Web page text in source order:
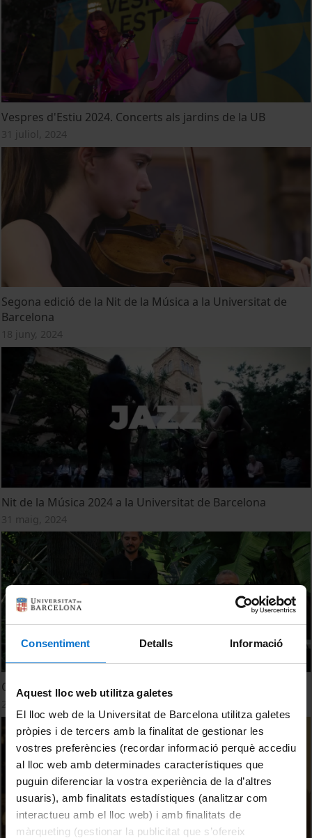
Consentiment Detalls Informació
Aquest lloc web utilitza galetes
El lloc web de la Universitat de Barcelona utilitza galetes
pròpies i de tercers amb la finalitat de gestionar les
vostres preferències (recordar informació perquè accediu
al lloc web amb determinades característiques que
puguin diferenciar la vostra experiència de la d’altres
usuaris), amb finalitats estadístiques (analitzar com
interactueu amb el lloc web) i amb finalitats de
màrqueting (gestionar la publicitat que s’ofereix
Vespres d'Estiu 2024. Concerts als jardins de la UB
31 juliol, 2024
Segona edició de la Nit de la Música a la Universitat de
Barcelona
18 juny, 2024
Nit de la Música 2024 a la Universitat de Barcelona
31 maig, 2024
Concert de Sarabat